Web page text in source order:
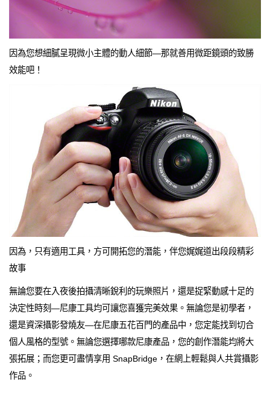
因為您想細膩呈現微小主體的動人細節—那就善用微距鏡頭的致勝
效能吧！
因為，只有適用工具，方可開拓您的潛能，伴您娓娓道出段段精彩
故事
無論您要在入夜後拍攝清晰銳利的玩樂照片，還是捉緊動感十足的
決定性時刻—尼康工具均可讓您喜獲完美效果。無論您是初學者，
還是資深攝影發燒友—在尼康五花百門的產品中，您定能找到切合
個人風格的型號。無論您選擇哪款尼康產品，您的創作潛能均將大
張拓展；而您更可盡情享用 SnapBridge，在網上輕鬆與人共賞攝影
作品。